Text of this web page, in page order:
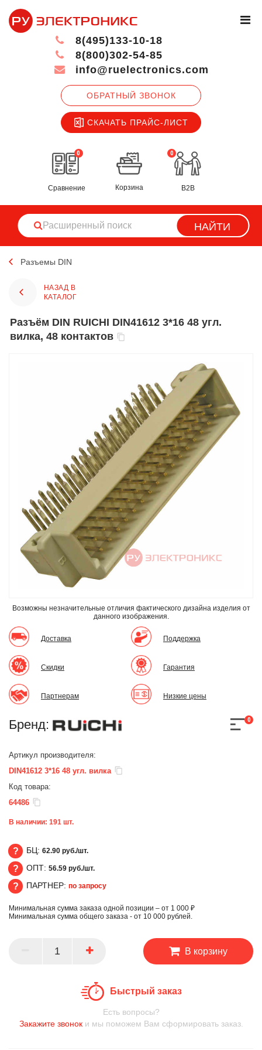
ОБРАТНЫЙ ЗВОНОК
СКАЧАТЬ ПРАЙС-ЛИСТ
8(495)133-10-18
8(800)302-54-85
info@ruelectronics.com
0
Сравнение
0
Корзина B2B
НАЙТИ
Разъемы DIN
НАЗАД В
КАТАЛОГ
Разъём DIN RUICHI DIN41612 3*16 48 угл.
вилка, 48 контактов
Возможны незначительные отличия фактического дизайна изделия от
данного изображения.
Доставка
Скидки
Партнерам
Поддержка
Гарантия
Низкие цены
Бренд: 0
Артикул производителя:
DIN41612 3*16 48 угл. вилка
Код товара:
64486
В наличии: 191 шт.
БЦ
БЦ: 62.90 руб./шт.
ОПТ
ОПТ: 56.59 руб./шт.
ПАРТНЕР
ПАРТНЕР: по запросу
Минимальная сумма заказа одной позиции – от 1 000 ₽
Минимальная сумма общего заказа - от 10 000 рублей.
В корзину
Быстрый заказ
Есть вопросы?
Закажите звоноки мы поможем Вам сформировать заказ.